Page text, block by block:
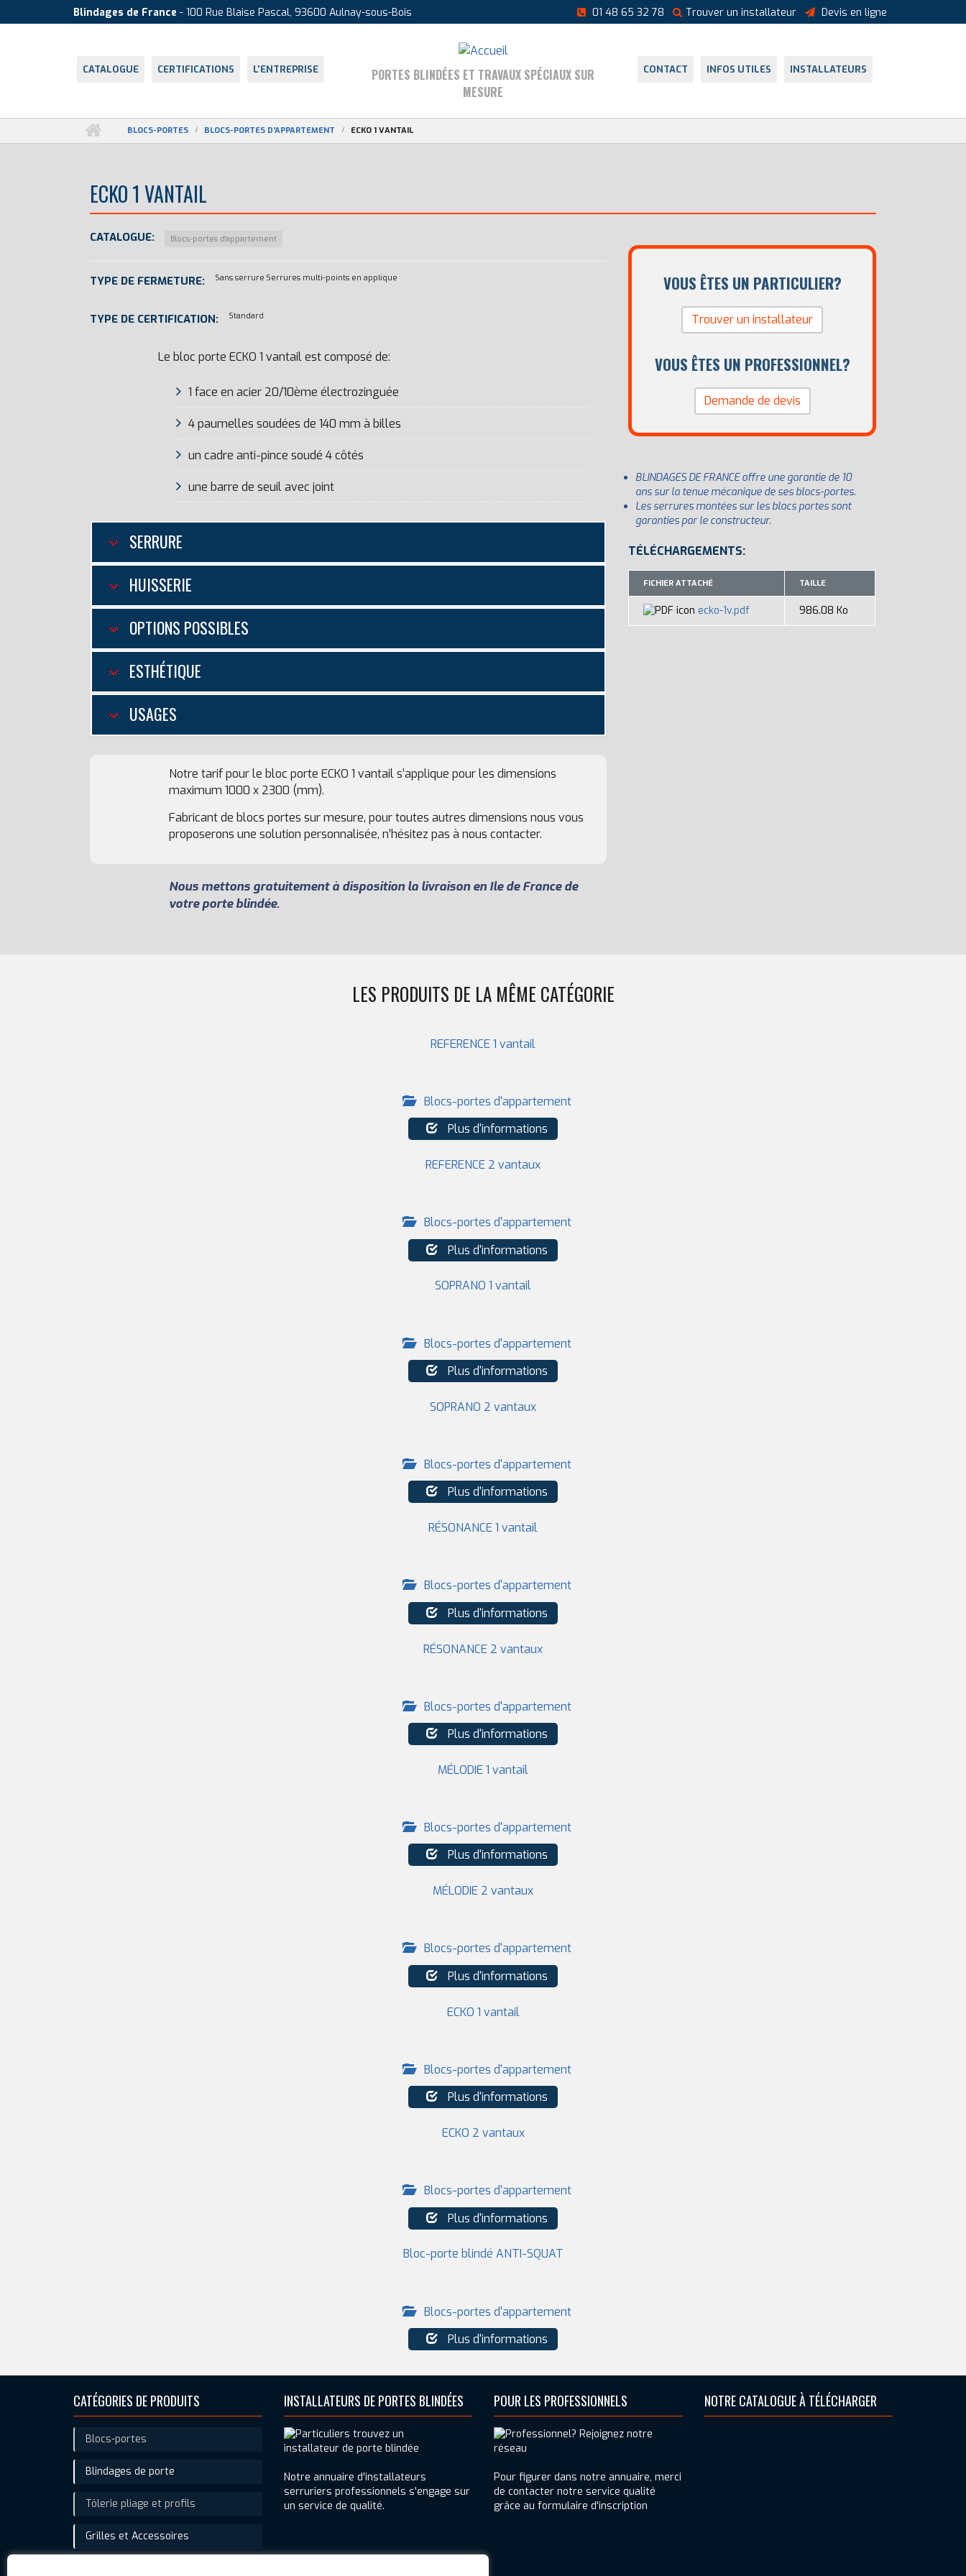
Aller au contenu principal
Blindages de France - 100 Rue Blaise Pascal, 93600 Aulnay-sous-Bois 01 48 65 32 78 Trouver un installateur Devis en ligne
CATALOGUE CERTIFICATIONS L'ENTREPRISE
PORTES BLINDÉES ET TRAVAUX SPÉCIAUX SUR
MESURE
CONTACT INFOS UTILES INSTALLATEURS
BLOCS-PORTES BLOCS-PORTES D'APPARTEMENT ECKO 1 VANTAIL
ECKO 1 VANTAIL
CATALOGUE: Blocs-portes d'appartement
TYPE DE FERMETURE: Sans serrure Serrures multi-points en applique
TYPE DE CERTIFICATION: Standard
Le bloc porte ECKO 1 vantail est composé de:
1 face en acier 20/10ème électrozinguée
4 paumelles soudées de 140 mm à billes
un cadre anti-pince soudé 4 côtés
une barre de seuil avec joint
SERRURE
HUISSERIE
OPTIONS POSSIBLES
ESTHÉTIQUE
USAGES
Notre tarif pour le bloc porte ECKO 1 vantail s’applique pour les dimensions
maximum 1000 x 2300 (mm).
Fabricant de blocs portes sur mesure, pour toutes autres dimensions nous vous
proposerons une solution personnalisée, n’hésitez pas à nous contacter.
Nous mettons gratuitement à disposition la livraison en Ile de France de
votre porte blindée.
VOUS ÊTES UN PARTICULIER?
Trouver un installateur
VOUS ÊTES UN PROFESSIONNEL?
Demande de devis
BLINDAGES DE FRANCE offre une garantie de 10
ans sur la tenue mécanique de ses blocs-portes.
Les serrures montées sur les blocs portes sont
garanties par le constructeur.
TÉLÉCHARGEMENTS:
FICHIER ATTACHÉ TAILLE
ecko-1v.pdf 986.08 Ko
LES PRODUITS DE LA MÊME CATÉGORIE
REFERENCE 1 vantail
Blocs-portes d'appartement
Plus d'informations
REFERENCE 2 vantaux
Blocs-portes d'appartement
Plus d'informations
SOPRANO 1 vantail
Blocs-portes d'appartement
Plus d'informations
SOPRANO 2 vantaux
Blocs-portes d'appartement
Plus d'informations
RÉSONANCE 1 vantail
Blocs-portes d'appartement
Plus d'informations
RÉSONANCE 2 vantaux
Blocs-portes d'appartement
Plus d'informations
MÉLODIE 1 vantail
Blocs-portes d'appartement
Plus d'informations
MÉLODIE 2 vantaux
Blocs-portes d'appartement
Plus d'informations
ECKO 1 vantail
Blocs-portes d'appartement
Plus d'informations
ECKO 2 vantaux
Blocs-portes d'appartement
Plus d'informations
Bloc-porte blindé ANTI-SQUAT
Blocs-portes d'appartement
Plus d'informations
CATÉGORIES DE PRODUITS
Blocs-portes
Blindages de porte
Tôlerie pliage et profils
Grilles et Accessoires
INSTALLATEURS DE PORTES BLINDÉES
Notre annuaire d'installateurs
serruriers professionnels s'engage sur
un service de qualité.
POUR LES PROFESSIONNELS
Pour figurer dans notre annuaire, merci
de contacter notre service qualité
grâce au formulaire d'inscription
NOTRE CATALOGUE À TÉLÉCHARGER
Cookies management panel